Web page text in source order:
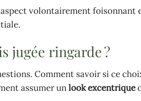
volontairement foisonnant
jugée ringarde ?
Comment savoir si ce
assumer unlook excentrique